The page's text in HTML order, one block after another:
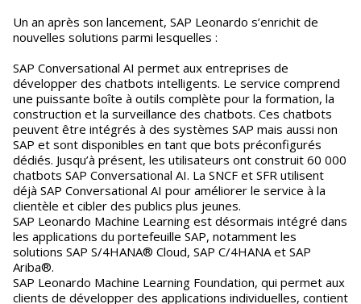
Un an après son lancement, SAP Leonardo s’enrichit de
nouvelles solutions parmi lesquelles :
SAP Conversational AI permet aux entreprises de
développer des chatbots intelligents. Le service comprend
une puissante boîte à outils complète pour la formation, la
construction et la surveillance des chatbots. Ces chatbots
peuvent être intégrés à des systèmes SAP mais aussi non
SAP et sont disponibles en tant que bots préconfigurés
dédiés. Jusqu’à présent, les utilisateurs ont construit 60 000
chatbots SAP Conversational AI. La SNCF et SFR utilisent
déjà SAP Conversational AI pour améliorer le service à la
clientèle et cibler des publics plus jeunes.
SAP Leonardo Machine Learning est désormais intégré dans
les applications du portefeuille SAP, notamment les
solutions SAP S/4HANA® Cloud, SAP C/4HANA et SAP
Ariba®.
SAP Leonardo Machine Learning Foundation, qui permet aux
clients de développer des applications individuelles, contient